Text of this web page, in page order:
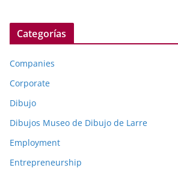
Categorías
Companies
Corporate
Dibujo
Dibujos Museo de Dibujo de Larre
Employment
Entrepreneurship